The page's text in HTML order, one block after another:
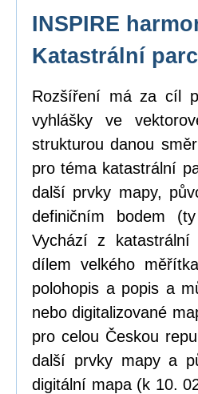
INSPIRE
Katastrální
Rozšíření má za cíl
vyhlášky ve
strukturou danou
pro téma katastrální
další prvky mapy,
definičním bodem
Vychází z
dílem velkého
polohopis a popis a
nebo digitalizované
pro celou Českou
další prvky mapy a
digitální mapa (k 10.